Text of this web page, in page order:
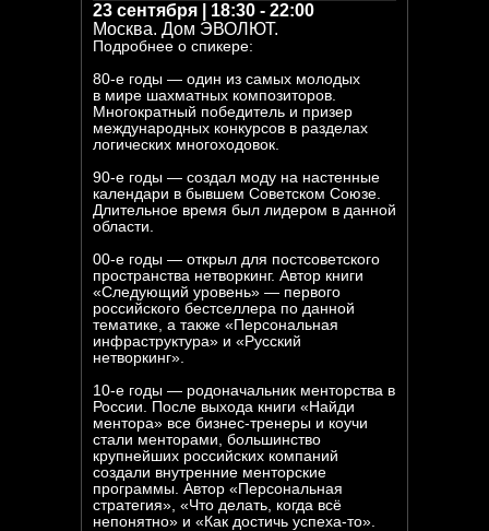
23 сентября | 18:30 - 22:00
Москва. Дом ЭВОЛЮТ.
Подробнее о спикере:
80-е годы — один из самых молодых
в мире шахматных композиторов.
Многократный победитель и призер
международных конкурсов в разделах
логических многоходовок.
90-е годы — создал моду на настенные
календари в бывшем Советском Союзе.
Длительное время был лидером в данной
области.
00-е годы — открыл для постсоветского
пространства нетворкинг. Автор книги
«Следующий уровень» — первого
российского бестселлера по данной
тематике, а также «Персональная
инфраструктура» и «Русский
нетворкинг».
10-е годы — родоначальник менторства в
России. После выхода книги «Найди
ментора» все бизнес-тренеры и коучи
стали менторами, большинство
крупнейших российских компаний
создали внутренние менторские
программы. Автор «Персональная
стратегия», «Что делать, когда всё
непонятно» и «Как достичь успеха-то».